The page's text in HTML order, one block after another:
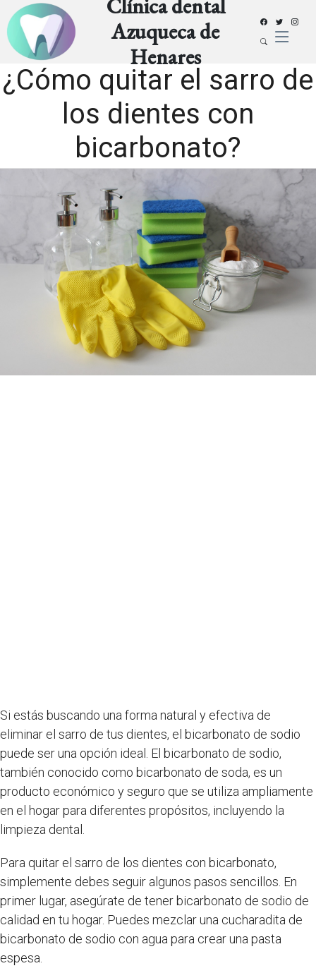
Clínica dental
Azuqueca de
Henares
¿Cómo quitar el sarro de
los dientes con
bicarbonato?
Si estás buscando una forma natural y efectiva de
eliminar el sarro de tus dientes, el bicarbonato de sodio
puede ser una opción ideal. El bicarbonato de sodio,
también conocido como bicarbonato de soda, es un
producto económico y seguro que se utiliza ampliamente
en el hogar para diferentes propósitos, incluyendo la
limpieza dental.
Para quitar el sarro de los dientes con bicarbonato,
simplemente debes seguir algunos pasos sencillos. En
primer lugar, asegúrate de tener bicarbonato de sodio de
calidad en tu hogar. Puedes mezclar una cucharadita de
bicarbonato de sodio con agua para crear una pasta
espesa.